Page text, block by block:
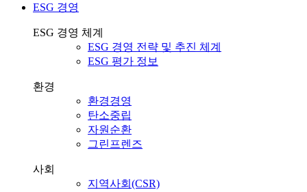
ESG 경영
ESG 경영 체계
ESG 경영 전략 및 추진 체계
ESG 평가 정보
환경
환경경영
탄소중립
자원순환
그린프렌즈
사회
지역사회(CSR)